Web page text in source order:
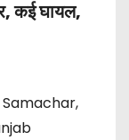
कई घायल,
,